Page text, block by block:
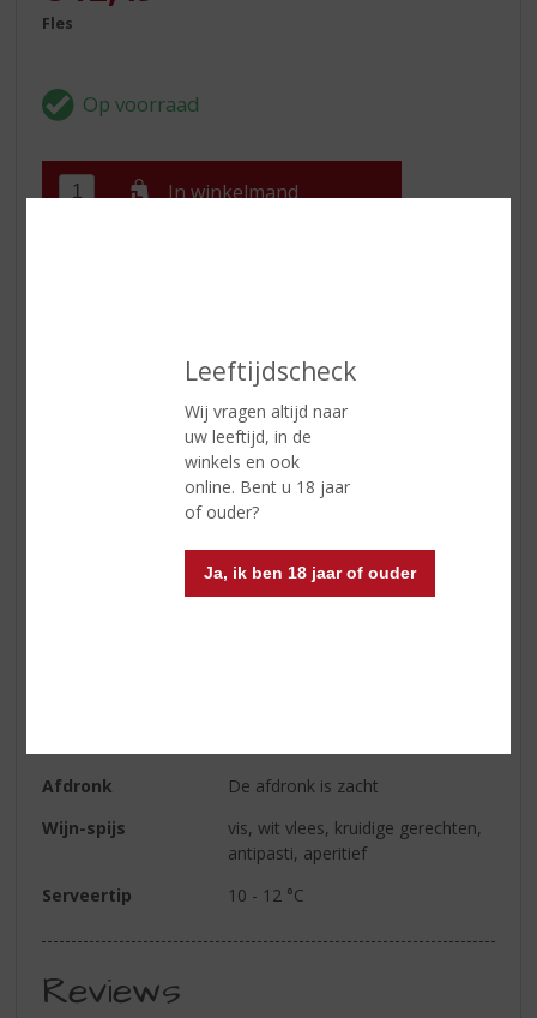
Leeftijdscheck
Wij vragen altijd naar
uw leeftijd, in de
winkels en ook
online. Bent u 18 jaar
of ouder?
Ja, ik ben 18 jaar of ouder
Fles
In winkelmand
Vermentino
75 CL
Alcoholpercentage
12.5% vol
Wit
groene reflectie
Afdronk
De afdronk is zacht
Wijn-spijs
vis, wit vlees, kruidige gerechten,
antipasti, aperitief
Serveertip
10 - 12 °C
Reviews